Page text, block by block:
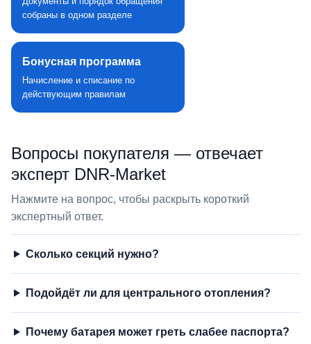
собраны в одном разделе
Бонусная программа
Начисление и списание по
действующим правилам
Вопросы покупателя — отвечает
эксперт DNR‑Market
Нажмите на вопрос, чтобы раскрыть короткий
экспертный ответ.
Сколько секций нужно?
Подойдёт ли для центрального отопления?
Почему батарея может греть слабее паспорта?